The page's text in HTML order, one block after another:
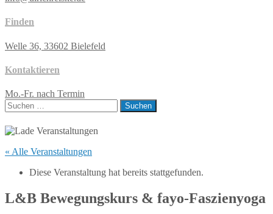
Finden
Welle 36, 33602 Bielefeld
Kontaktieren
Mo.-Fr. nach Termin
Suchen
nach:
« Alle Veranstaltungen
Diese Veranstaltung hat bereits stattgefunden.
L&B Bewegungskurs & fayo-Faszienyoga